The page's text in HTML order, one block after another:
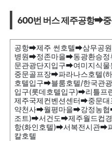
600번 버스 제주공항➡
공항➡제주 썬호텔➡삼무공
병원➡정존마을➡동광환승정
문관광단지입구➡여미지식물
중문골프장➡파라나스호텔(
호텔입구➡블룸호텔/한국관
입구(롯데호텔입구)➡리틀프
제주국제컨벤션센터➡중문
약천사➡월평마을➡강정농협
조트)➡서건도➡제주월드컵
항(화인호텔)➡서복전시관➡
칼호텔